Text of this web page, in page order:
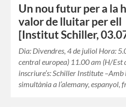
Un nou futur per a la
valor de lluitar per ell
[Institut Schiller,
Dia: Divendres, 4 de juliol Hora:
central europea) 11.00 am (H/Est
inscriure’s: Schiller Institute
simultània a l’alemany, espanyol,